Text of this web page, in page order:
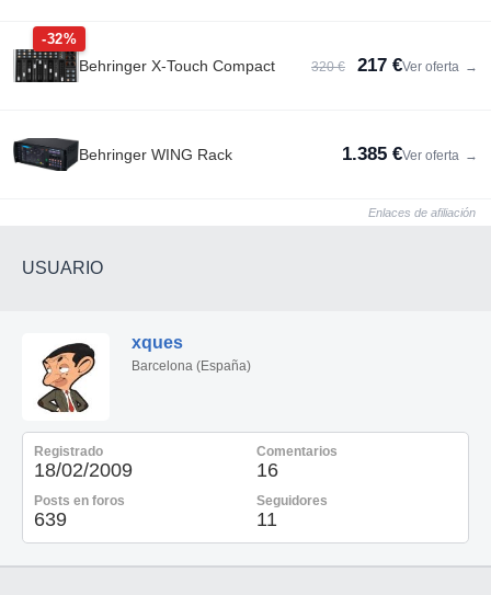
-32%
Behringer X-Touch Compact 320 € 217 €Ver oferta →
Behringer WING Rack 1.385 €Ver oferta →
Enlaces de afiliación
USUARIO
xques
Barcelona (España)
Registrado
18/02/2009
Comentarios
16
Posts en foros
639
Seguidores
11